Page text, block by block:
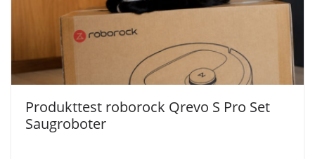
Produkttest roborock Qrevo S Pro Set
Saugroboter